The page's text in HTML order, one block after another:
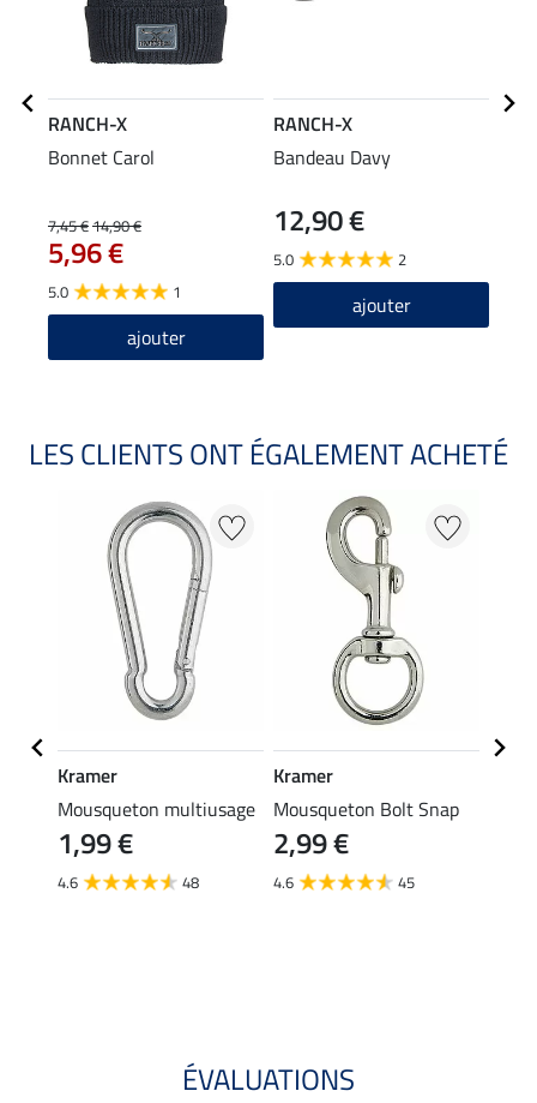
RANCH-X
Bonnet Carol
7,45 €14,90 €
5,96 €
5.0 1
ajouter
RANCH-X
Bandeau Davy
12,90 €
5.0 2
ajouter
LES CLIENTS ONT ÉGALEMENT ACHETÉ
Kramer
Mousqueton multiusage
1,99 €
4.6 48
Kramer
Mousqueton Bolt Snap
2,99 €
4.6 45
ÉVALUATIONS